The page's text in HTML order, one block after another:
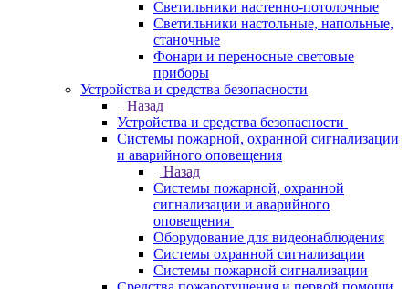
Светильники настенно-потолочные
Светильники настольные, напольные,
станочные
Фонари и переносные световые
приборы
Устройства и средства безопасности
Назад
Устройства и средства безопасности
Системы пожарной, охранной сигнализации
и аварийного оповещения
Назад
Системы пожарной, охранной
сигнализации и аварийного
оповещения
Оборудование для видеонаблюдения
Системы охранной сигнализации
Системы пожарной сигнализации